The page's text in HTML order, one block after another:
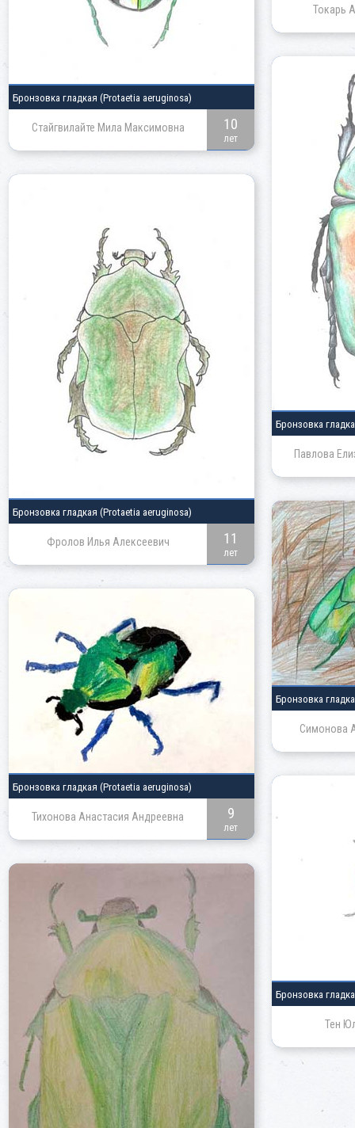
Токарь
Бронзовка гладкая (Protaetia aeruginosa)
Стайгвилайте Мила Максимовна 10
лет
Бронзовка
Павлова
Бронзовка гладкая (Protaetia aeruginosa)
Фролов Илья Алексеевич 11
лет
Бронзовка
Симонова
Бронзовка гладкая (Protaetia aeruginosa)
Тихонова Анастасия Андреевна 9
лет
Бронзовка
Тен